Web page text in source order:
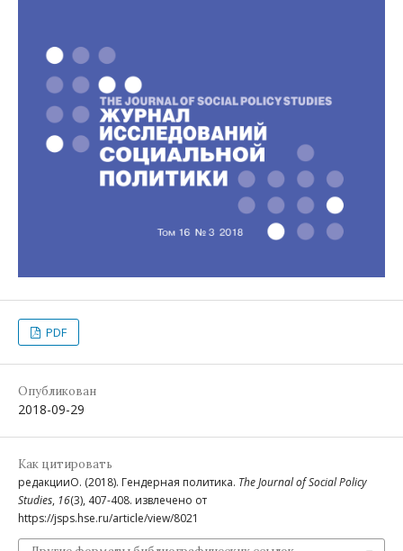
PDF
Опубликован
2018-09-29
Как цитировать
редакцииO. (2018). Гендерная политика. The Journal of Social Policy
Studies, 16(3), 407-408. извлечено от
https://jsps.hse.ru/article/view/8021